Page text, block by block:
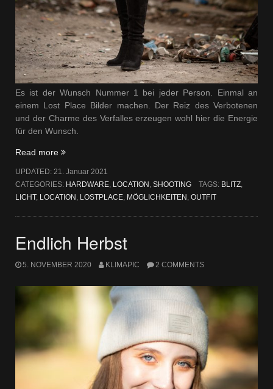
Es ist der Wunsch Nummer 1 bei jeder Person. Einmal an
einem Lost Place Bilder machen. Der Reiz des Verbotenen
und der Charme des Verfalles erzeugen wohl hier die Energie
für den Wunsch.
Read more „Lost
UPDATED: 21. Januar 2021
CATEGORIES: HARDWARE LOCATION SHOOTING TAGS: BLITZ,
LICHT, LOCATION LOSTPLACE MÖGLICHKEITEN OUTFIT
Endlich Herbst
5. NOVEMBER 2020 KLIMAPIC 2 COMMENTS